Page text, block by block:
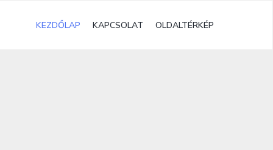
KEZDŐLAP KAPCSOLAT OLDALTÉRKÉP